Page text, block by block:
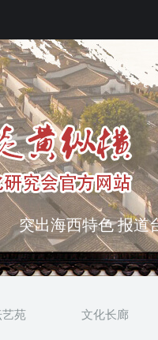
弘扬优秀文化 振奋
突出海西特色 报道
苑 文化长廊